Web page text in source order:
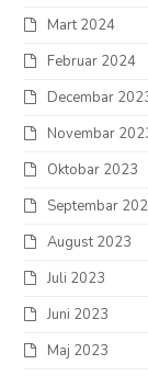
Mart 2024
Februar 2024
Decembar
Novembar
Oktobar 2023
Septembar
August 2023
Juli 2023
Juni 2023
Maj 2023